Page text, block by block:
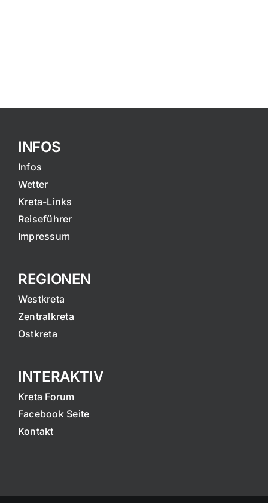
INFOS
Infos
Wetter
Kreta-Links
Reiseführer
Impressum
REGIONEN
Westkreta
Zentralkreta
Ostkreta
INTERAKTIV
Kreta Forum
Facebook Seite
Kontakt